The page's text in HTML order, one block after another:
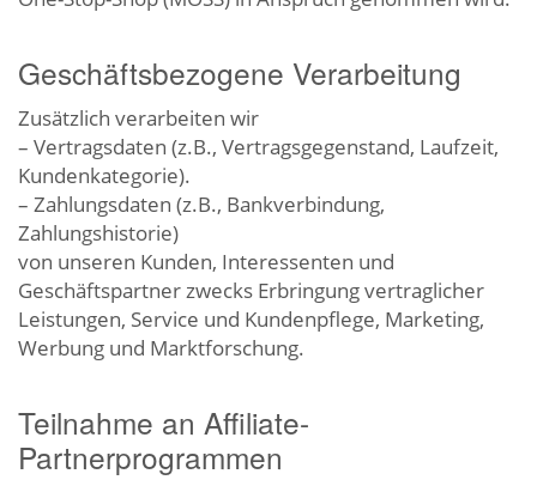
Geschäftsbezogene Verarbeitung
Zusätzlich verarbeiten wir
– Vertragsdaten (z.B., Vertragsgegenstand, Laufzeit,
Kundenkategorie).
– Zahlungsdaten (z.B., Bankverbindung,
Zahlungshistorie)
von unseren Kunden, Interessenten und
Geschäftspartner zwecks Erbringung vertraglicher
Leistungen, Service und Kundenpflege, Marketing,
Werbung und Marktforschung.
Teilnahme an Affiliate-
Partnerprogrammen